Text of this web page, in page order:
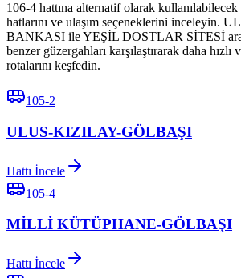
106-4 hattına alternatif olarak
hatlarını ve ulaşım seçeneklerini inceleyin.
BANKASI ile YEŞİL DOSTLAR SİTESİ
benzer güzergahları karşılaştırarak daha hızlı
rotalarını keşfedin.
105-2
ULUS-KIZILAY-GÖLBAŞI
Hattı İncele
105-4
MİLLİ KÜTÜPHANE-GÖLBAŞI
Hattı İncele